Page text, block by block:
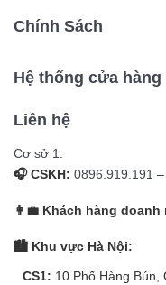
Chính Sách
Hệ thống cửa hàng
Liên hệ
Cơ sở 1:
🎧 CSKH: 0896.919.191
👩‍💼 Khách hàng doanh
🏙️ Khu vực Hà Nội:
CS1: 10 Phố Hàng Bún,